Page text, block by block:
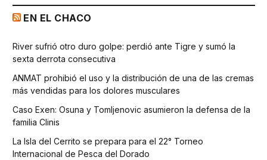
EN EL CHACO
River sufrió otro duro golpe: perdió ante Tigre y sumó la
sexta derrota consecutiva
ANMAT prohibió el uso y la distribución de una de las cremas
más vendidas para los dolores musculares
Caso Exen: Osuna y Tomljenovic asumieron la defensa de la
familia Clinis
La Isla del Cerrito se prepara para el 22° Torneo
Internacional de Pesca del Dorado